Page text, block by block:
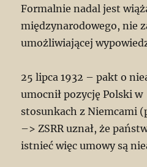
Formalnie nadal jest
międzynarodowego, nie
umożliwiającej
25 lipca 1932 – pakt o
umocnił pozycję Polski w
stosunkach z Niemcami
–> ZSRR uznał, że
istnieć więc umowy są